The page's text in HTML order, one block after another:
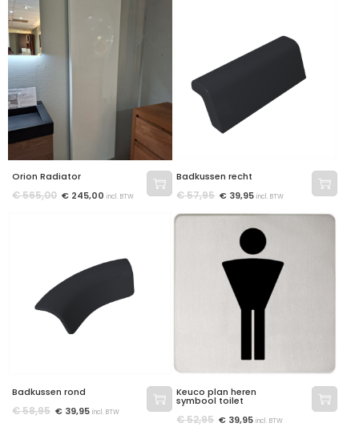
Orion Radiator
€565,00 € 245,00 incl. BTW
Badkussen recht
€57,95 € 39,95 incl. BTW
Badkussen rond
€58,95 € 39,95 incl. BTW
Keuco plan heren
symbool toilet
€52,95 € 39,95 incl. BTW